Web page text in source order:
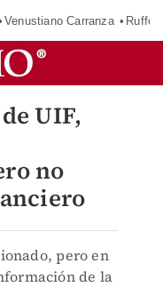
Venustiano Carranza Ruffo
UIF,
no
pero en
de la